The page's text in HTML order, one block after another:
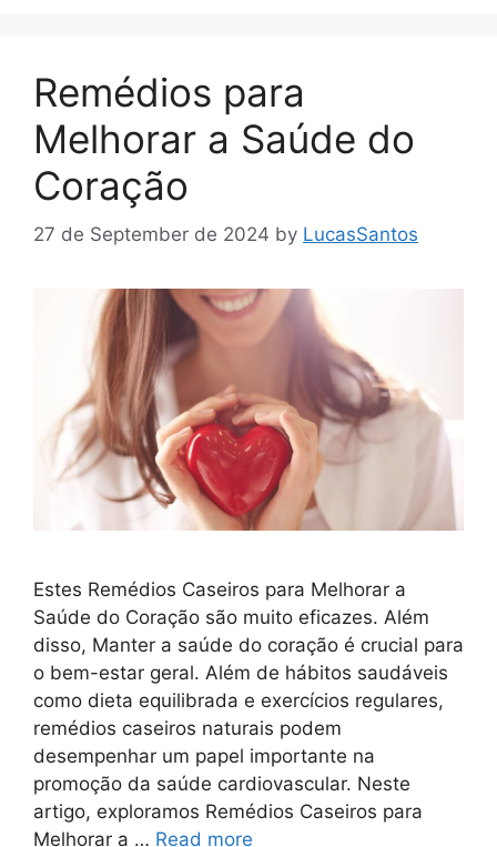
Remédios para
Melhorar a Saúde do
Coração
27 de September de 2024 by LucasSantos
Estes Remédios Caseiros para Melhorar a
Saúde do Coração são muito eficazes. Além
disso, Manter a saúde do coração é crucial para
o bem-estar geral. Além de hábitos saudáveis
como dieta equilibrada e exercícios regulares,
remédios caseiros naturais podem
desempenhar um papel importante na
promoção da saúde cardiovascular. Neste
artigo, exploramos Remédios Caseiros para
Melhorar a … Read more